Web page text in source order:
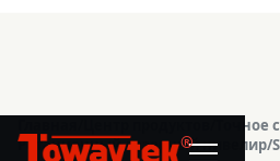
®
Точное
Ротационный лазерный нивелир/